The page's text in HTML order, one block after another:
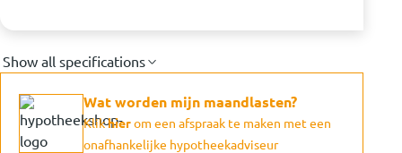
Show all specifications
Wat worden mijn maandlasten?
Klikhierom een afspraak te maken met een
onafhankelijke hypotheekadviseur